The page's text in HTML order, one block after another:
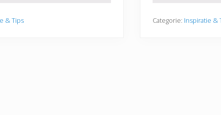
& Tips Categorie: Inspiratie &